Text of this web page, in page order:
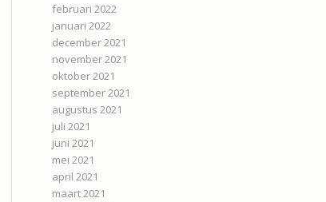
februari 2022
januari 2022
december 2021
november 2021
oktober 2021
september 2021
augustus 2021
juli 2021
juni 2021
mei 2021
april 2021
maart 2021